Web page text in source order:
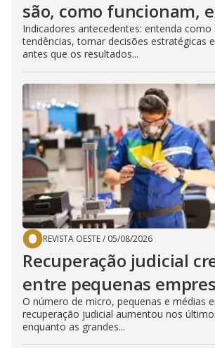
são, como funcionam,
Indicadores antecedentes: entenda como
tendências, tomar decisões estratégicas
antes que os resultados...
REVISTA OESTE/ 05/08/2026
Recuperação judicial
entre pequenas
O número de micro, pequenas e médias
recuperação judicial aumentou nos
enquanto as grandes...